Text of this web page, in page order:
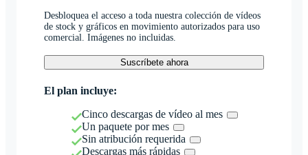
Desbloquea el acceso a toda nuestra colección de vídeos
de stock y gráficos en movimiento autorizados para uso
comercial. Imágenes no incluidas.
Suscríbete ahora
El plan incluye:
Cinco descargas de vídeo al mes
Un paquete por mes
Sin atribución requerida
Descargas más rápidas